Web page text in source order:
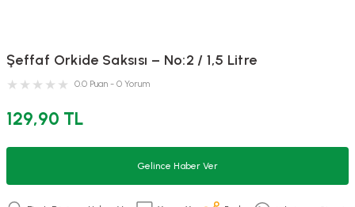
Şeffaf Orkide Saksısı – No:2 / 1,5 Litre
0.0 Puan - 0 Yorum
129,90 TL
Gelince Haber Ver